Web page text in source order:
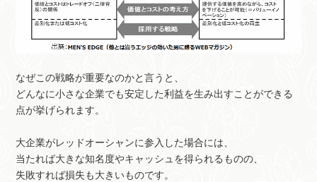
なぜこの戦略が重要なのかと言うと、
どんなに小さな企業でも安定した利益を生み出すことができる
点が挙げられます。
大企業がレッドオーシャンに参入した場合には、
当たれば大きな知名度やキャッシュを得られるものの、
失敗すれば損失も大きいものです。